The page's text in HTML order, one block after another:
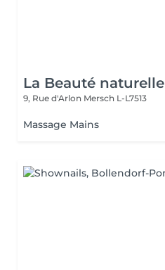
La Beauté naturelle
9, Rue d'Arlon Mersch L-L7513
Massage Mains